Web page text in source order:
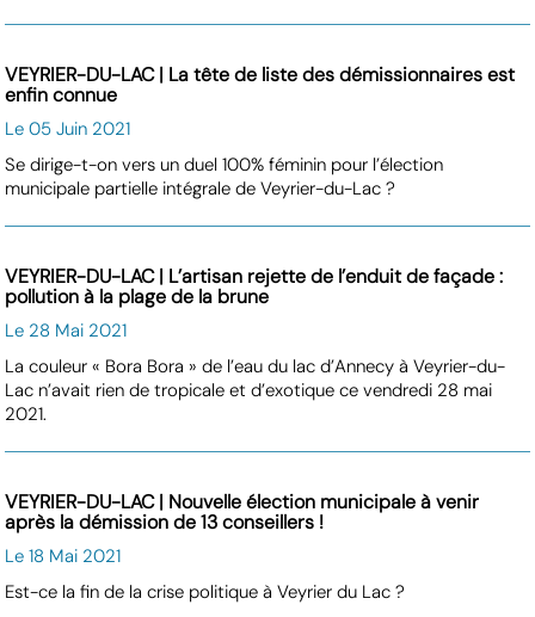
VEYRIER-DU-LAC | La tête de liste des démissionnaires est
enfin connue
Le 05 Juin 2021
Se dirige-t-on vers un duel 100% féminin pour l’élection
municipale partielle intégrale de Veyrier-du-Lac ?
VEYRIER-DU-LAC | L’artisan rejette de l’enduit de façade :
pollution à la plage de la brune
Le 28 Mai 2021
La couleur « Bora Bora » de l’eau du lac d’Annecy à Veyrier-du-
Lac n’avait rien de tropicale et d’exotique ce vendredi 28 mai
2021.
VEYRIER-DU-LAC | Nouvelle élection municipale à venir
après la démission de 13 conseillers !
Le 18 Mai 2021
Est-ce la fin de la crise politique à Veyrier du Lac ?